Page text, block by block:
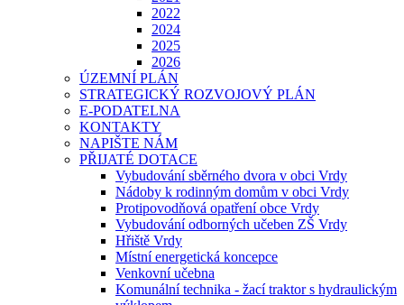
2022
2024
2025
2026
ÚZEMNÍ PLÁN
STRATEGICKÝ ROZVOJOVÝ PLÁN
E-PODATELNA
KONTAKTY
NAPIŠTE NÁM
PŘIJATÉ DOTACE
Vybudování sběrného dvora v obci Vrdy
Nádoby k rodinným domům v obci Vrdy
Protipovodňová opatření obce Vrdy
Vybudování odborných učeben ZŠ Vrdy
Hřiště Vrdy
Místní energetická koncepce
Venkovní učebna
Komunální technika - žací traktor s hydraulickým